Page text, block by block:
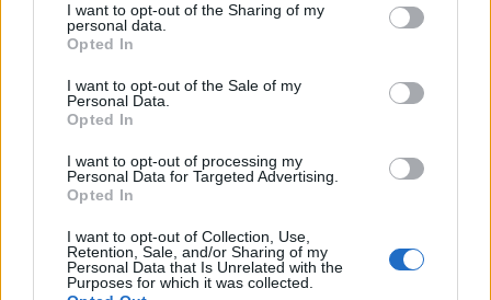
not limited to your visit or usage behaviour. You may click to
grant or deny consent to Google and its third-party tags to
use your data for below specified purposes in below Google
consent section.
I want to opt-out of the Sharing of my
personal data.
Opted In
I want to opt-out of the Sale of my
Personal Data.
Opted In
I want to opt-out of processing my
Personal Data for Targeted Advertising.
Opted In
I want to opt-out of Collection, Use,
Retention, Sale, and/or Sharing of my
Personal Data that Is Unrelated with the
Purposes for which it was collected.
To Ιράν συζητά με το Ομάν για τα Στενά
του Ορμούζ αλλά παραμένει η απαίτηση
για αμερικανικές παραχωρήσεις
Άμυνα, ποιοι ωφελούνται – ποιοί μένουν
εκτός